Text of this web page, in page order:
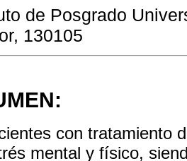
de Posgrado
130105
con tratamiento
mental y físico,